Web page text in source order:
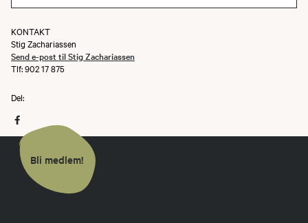
KONTAKT
Stig Zachariassen
Send e-post til Stig Zachariassen
Tlf: 902 17 875
Del:
Bli medlem!